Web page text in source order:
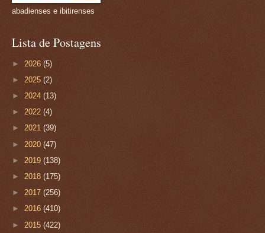
abadienses e ibitirenses
Lista de Postagens
► 2026 (5)
► 2025 (2)
► 2024 (13)
► 2022 (4)
► 2021 (39)
► 2020 (47)
► 2019 (138)
► 2018 (175)
► 2017 (256)
► 2016 (410)
► 2015 (422)